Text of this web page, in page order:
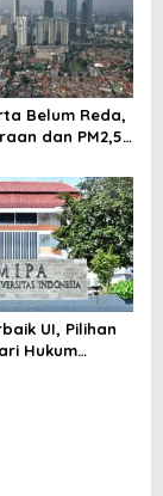
Belum Reda,
dan PM2,5
UI, Pilihan
Hukum